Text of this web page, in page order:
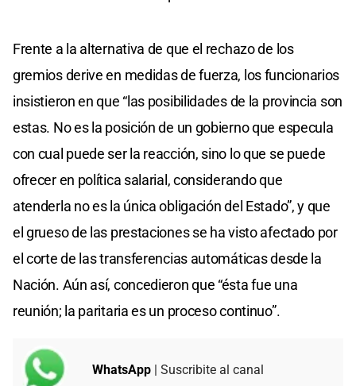
Frente a la alternativa de que el rechazo de los
gremios derive en medidas de fuerza, los funcionarios
insistieron en que “las posibilidades de la provincia son
estas. No es la posición de un gobierno que especula
con cual puede ser la reacción, sino lo que se puede
ofrecer en política salarial, considerando que
atenderla no es la única obligación del Estado”, y que
el grueso de las prestaciones se ha visto afectado por
el corte de las transferencias automáticas desde la
Nación. Aún así, concedieron que “ésta fue una
reunión; la paritaria es un proceso continuo”.
WhatsApp | Suscribite al canal